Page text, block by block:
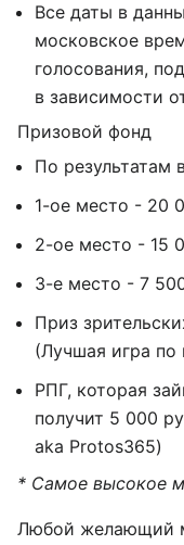
Все даты в
московское
голосования,
в зависимости
Призовой фонд
По
1-ое место - 20
2-ое место - 15
3-е место - 7
Приз
(Лучшая игра по
РПГ, которая
получит 5 000
aka Protos365)
* Самое высокое
Любой желающий